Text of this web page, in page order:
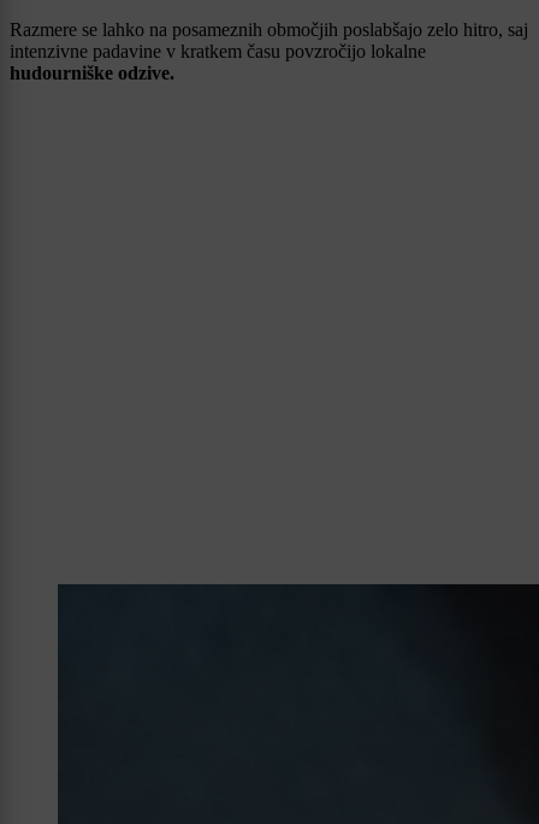
Razmere se lahko na posameznih območjih poslabšajo zelo hitro, saj
intenzivne padavine v kratkem času povzročijo lokalne
hudourniške odzive.